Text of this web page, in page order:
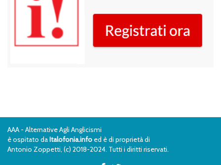
AAA - Alternative Agli Anglicismi
è ospitato daItalofonia.info ed è di proprietà di
Antonio Zoppetti, (c) 2018-2024. Tutti i diritti riservati.